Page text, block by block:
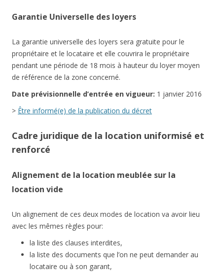
Garantie Universelle des loyers
La garantie universelle des loyers sera gratuite pour le
propriétaire et le locataire et elle couvrira le propriétaire
pendant une période de 18 mois à hauteur du loyer moyen
de référence de la zone concerné.
Date prévisionnelle d’entrée en vigueur: 1 janvier 2016
> Être informé(e) de la publication du décret
Cadre juridique de la location uniformisé et
renforcé
Alignement de la location meublée sur la
location vide
Un alignement de ces deux modes de location va avoir lieu
avec les mêmes règles pour:
la liste des clauses interdites,
la liste des documents que l’on ne peut demander au
locataire ou à son garant,